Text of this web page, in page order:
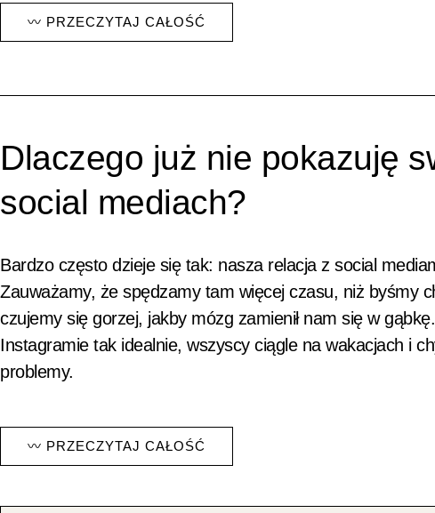
〰 PRZECZYTAJ CAŁOŚĆ
Dlaczego już nie pokazuję
social mediach?
Bardzo często dzieje się tak: nasza relacja z social
Zauważamy, że spędzamy tam więcej czasu, niż byśmy
czujemy się gorzej, jakby mózg zamienił nam się w
Instagramie tak idealnie, wszyscy ciągle na wakacjach i
problemy.
〰 PRZECZYTAJ CAŁOŚĆ